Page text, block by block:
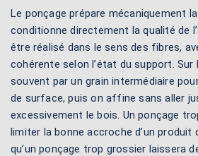
Le ponçage prépare mécaniquement
conditionne directement la qualité de
être réalisé dans le sens des fibres,
cohérente selon l’état du support.
souvent par un grain intermédiaire
de surface, puis on affine sans aller
excessivement le bois. Un ponçage
limiter la bonne accroche d’un produit
qu’un ponçage trop grossier laissera